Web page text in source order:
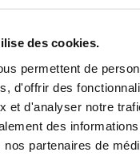
des cookies.
permettent de
d'offrir des
et d'analyser notre
des
nos partenaires de
bénéficiez de
De l’achat depièces
à la révision
trouvez le garage le